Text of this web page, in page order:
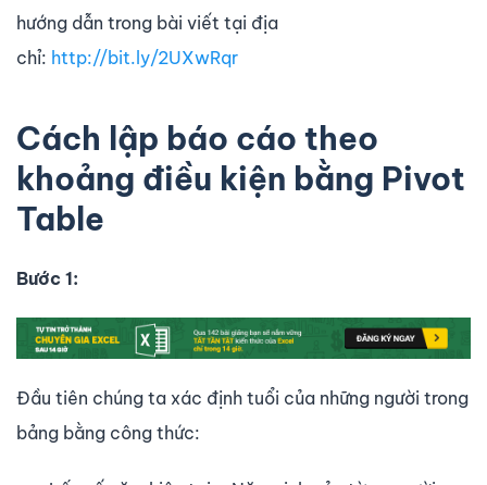
hướng dẫn trong bài viết tại địa
chỉ: http://bit.ly/2UXwRqr
Cách lập báo cáo theo
khoảng điều kiện bằng Pivot
Table
Bước 1:
Đầu tiên chúng ta xác định tuổi của những người trong
bảng bằng công thức: